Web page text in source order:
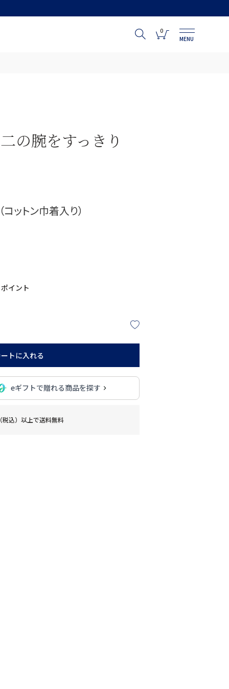
0
MENU
の腕をすっきり
ットン巾着入り）
ポイント
トに入れる
eギフトで贈れる商品を探す
込）以上で送料無料